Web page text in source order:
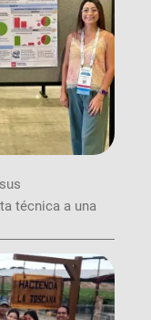
técnica a una